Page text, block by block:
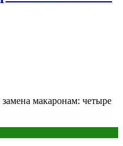
макаронам: четыре